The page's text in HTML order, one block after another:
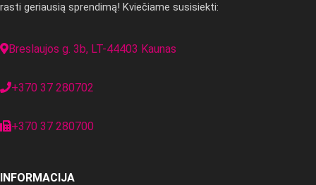
rasti geriausią sprendimą! Kviečiame susisiekti:
Breslaujos g. 3b, LT-44403 Kaunas
+370 37 280702
+370 37 280700
INFORMACIJA